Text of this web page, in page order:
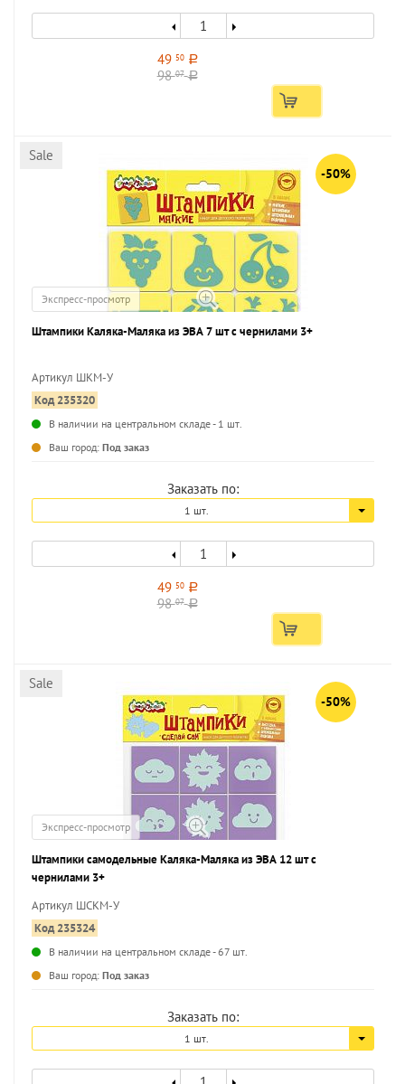
49 50 a
9807 a
Sale
-50%
Экспресс-просмотр
Штампики Каляка-Маляка из ЭВА 7 шт с чернилами 3+
Артикул ШКМ-У
Код 235320
В наличии на центральном складе - 1 шт.
Ваш город: Под заказ
Заказать по:
1 шт.
49 50 a
9807 a
Sale
-50%
Экспресс-просмотр
Штампики самодельные Каляка-Маляка из ЭВА 12 шт с
чернилами 3+
Артикул ШСКМ-У
Код 235324
В наличии на центральном складе - 67 шт.
Ваш город: Под заказ
Заказать по:
1 шт.